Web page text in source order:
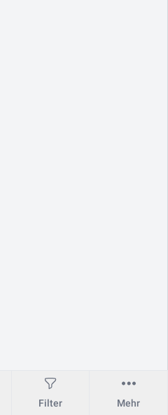
Filter Mehr